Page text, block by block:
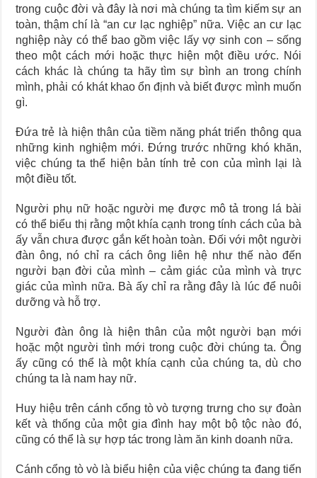
trong cuộc đời và đây là nơi mà chúng ta tìm kiếm sự an
toàn, thậm chí là “an cư lạc nghiệp” nữa. Việc an cư lạc
nghiệp này có thể bao gồm việc lấy vợ sinh con – sống
theo một cách mới hoặc thực hiện một điều ước. Nói
cách khác là chúng ta hãy tìm sự bình an trong chính
mình, phải có khát khao ổn định và biết được mình muốn
gì.
Đứa trẻ là hiện thân của tiềm năng phát triển thông qua
những kinh nghiệm mới. Đứng trước những khó khăn,
việc chúng ta thể hiện bản tính trẻ con của mình lại là
một điều tốt.
Người phụ nữ hoặc người mẹ được mô tả trong lá bài
có thể biểu thị rằng một khía cạnh trong tính cách của bà
ấy vẫn chưa được gắn kết hoàn toàn. Đối với một người
đàn ông, nó chỉ ra cách ông liên hệ như thế nào đến
người bạn đời của mình – cảm giác của mình và trực
giác của mình nữa. Bà ấy chỉ ra rằng đây là lúc để nuôi
dưỡng và hỗ trợ.
Người đàn ông là hiện thân của một người bạn mới
hoặc một người tình mới trong cuộc đời chúng ta. Ông
ấy cũng có thể là một khía cạnh của chúng ta, dù cho
chúng ta là nam hay nữ.
Huy hiệu trên cánh cổng tò vò tượng trưng cho sự đoàn
kết và thống của một gia đình hay một bộ tộc nào đó,
cũng có thể là sự hợp tác trong làm ăn kinh doanh nữa.
Cánh cổng tò vò là biểu hiện của việc chúng ta đang tiến